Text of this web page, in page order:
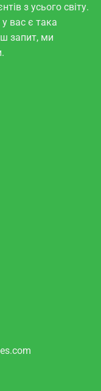
з усього світу.
вас є така
запит, ми